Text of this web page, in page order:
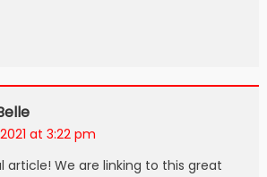
at 3:22 pm
article! We are linking to this great